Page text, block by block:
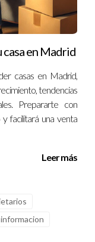
mayores que
legal.
puede ayudarte a
el mejor
a Iraido
o tienes más
casa en Madrid
casas en Madrid,
tendencias
Prepararte con
facilitará una venta
Leer más